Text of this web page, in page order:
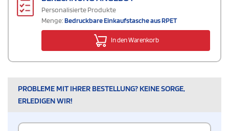
Personalisierte Produkte
Menge:Bedruckbare Einkaufstasche aus RPET
In den Warenkorb
PROBLEME MIT IHRER BESTELLUNG? KEINE SORGE,
ERLEDIGEN WIR!